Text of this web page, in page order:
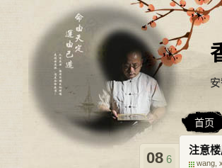
首页
注意
wang,
08 6